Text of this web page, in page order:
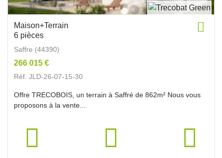
Maison+Terrain
6 pièces
Saffre (44390)
266 015 €
Réf. JLD-26-07-15-30
Offre TRECOBOIS, un terrain à Saffré de 862m² Nous vous
proposons à la vente...